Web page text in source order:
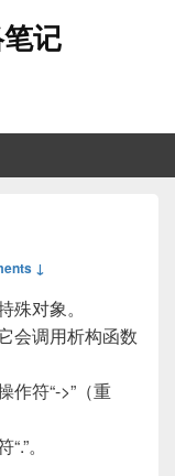
记
↓
对象。
会调用析构函数
作符“->”（重
。